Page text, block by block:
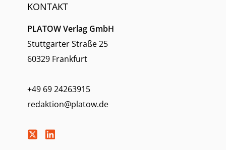
KONTAKT
PLATOW Verlag GmbH
Stuttgarter Straße 25
60329 Frankfurt
+49 69 24263915
redaktion@platow.de